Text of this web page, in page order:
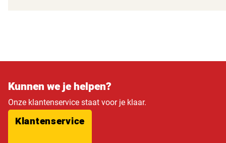
Kunnen we je helpen?
Onze klantenservice staat voor je klaar.
Klantenservice